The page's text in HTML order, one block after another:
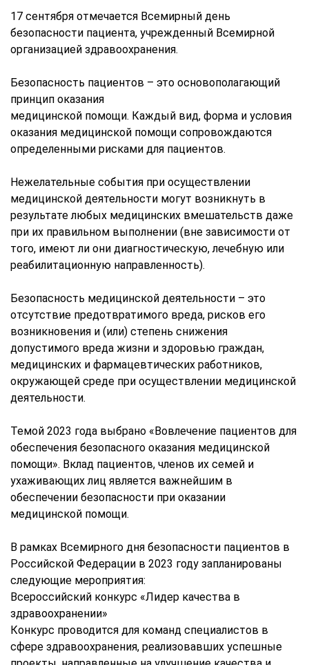
17 сентября отмечается Всемирный день
безопасности пациента, учрежденный Всемирной
организацией здравоохранения.
Безопасность пациентов – это основополагающий
принцип оказания
медицинской помощи. Каждый вид, форма и условия
оказания медицинской помощи сопровождаются
определенными рисками для пациентов.
Нежелательные события при осуществлении
медицинской деятельности могут возникнуть в
результате любых медицинских вмешательств даже
при их правильном выполнении (вне зависимости от
того, имеют ли они диагностическую, лечебную или
реабилитационную направленность).
Безопасность медицинской деятельности – это
отсутствие предотвратимого вреда, рисков его
возникновения и (или) степень снижения
допустимого вреда жизни и здоровью граждан,
медицинских и фармацевтических работников,
окружающей среде при осуществлении медицинской
деятельности.
Темой 2023 года выбрано «Вовлечение пациентов для
обеспечения безопасного оказания медицинской
помощи». Вклад пациентов, членов их семей и
ухаживающих лиц является важнейшим в
обеспечении безопасности при оказании
медицинской помощи.
В рамках Всемирного дня безопасности пациентов в
Российской Федерации в 2023 году запланированы
следующие мероприятия:
Всероссийский конкурс «Лидер качества в
здравоохранении»
Конкурс проводится для команд специалистов в
сфере здравоохранения, реализовавших успешные